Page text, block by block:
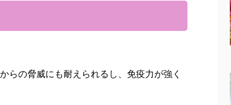
らの脅威にも耐えられるし、免疫力が強く